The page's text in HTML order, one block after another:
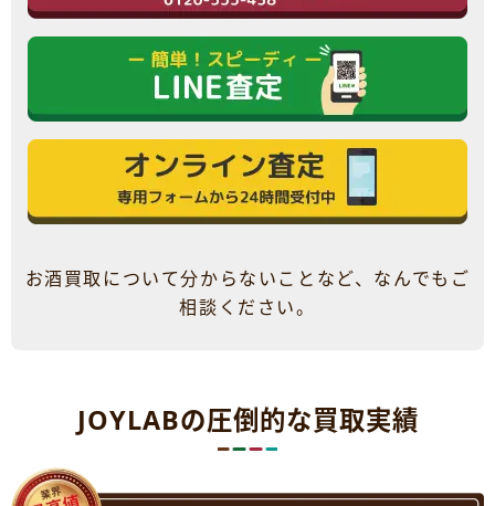
お酒買取について分からないことなど、なんでもご
相談ください。
JOYLABの圧倒的な買取実績